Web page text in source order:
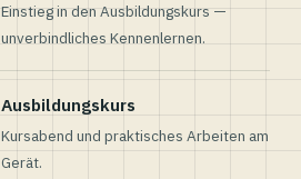
Einstieg in den Ausbildungskurs —
unverbindliches Kennenlernen.
Ausbildungskurs
Kursabend und praktisches Arbeiten am
Gerät.